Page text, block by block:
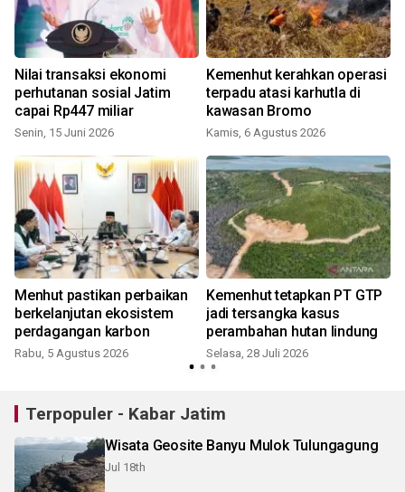
Nilai transaksi ekonomi
perhutanan sosial Jatim
capai Rp447 miliar
Senin, 15 Juni 2026
Kemenhut kerahkan operasi
terpadu atasi karhutla di
kawasan Bromo
Kamis, 6 Agustus 2026
Menhut pastikan perbaikan
berkelanjutan ekosistem
perdagangan karbon
Rabu, 5 Agustus 2026
Kemenhut tetapkan PT GTP
jadi tersangka kasus
perambahan hutan lindung
Selasa, 28 Juli 2026
Terpopuler - Kabar Jatim
Wisata Geosite Banyu Mulok Tulungagung
Jul 18th